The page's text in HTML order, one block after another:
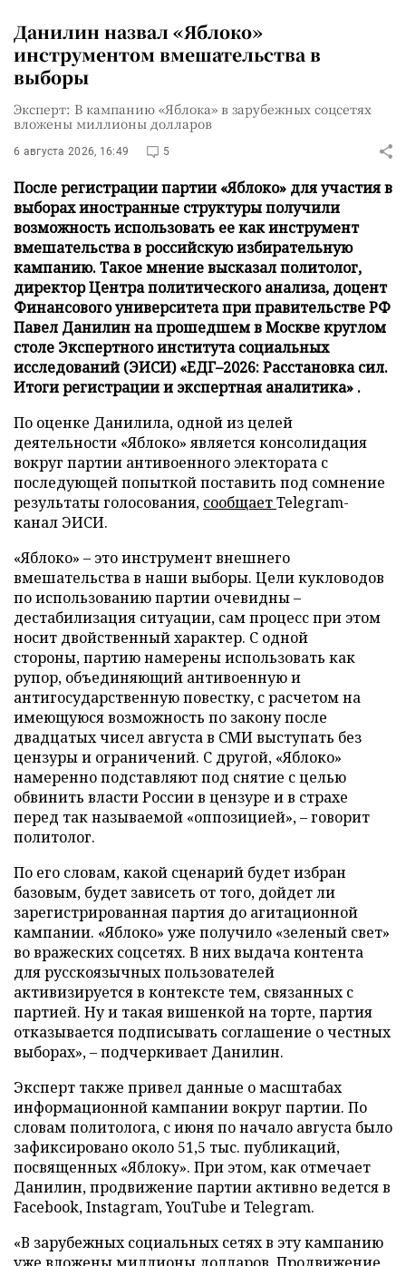
Данилин назвал «Яблоко»
инструментом вмешательства в
выборы
Эксперт: В кампанию «Яблока» в зарубежных соцсетях
вложены миллионы долларов
6 августа 2026, 16:49 5
После регистрации партии «Яблоко» для участия в
выборах иностранные структуры получили
возможность использовать ее как инструмент
вмешательства в российскую избирательную
кампанию. Такое мнение высказал политолог,
директор Центра политического анализа, доцент
Финансового университета при правительстве РФ
Павел Данилин на прошедшем в Москве круглом
столе Экспертного института социальных
исследований (ЭИСИ) «ЕДГ–2026: Расстановка сил.
Итоги регистрации и экспертная аналитика» .
По оценке Данилила, одной из целей
деятельности «Яблоко» является консолидация
вокруг партии антивоенного электората с
последующей попыткой поставить под сомнение
результаты голосования, сообщаетTelegram-
канал ЭИСИ.
«Яблоко» – это инструмент внешнего
вмешательства в наши выборы. Цели кукловодов
по использованию партии очевидны –
дестабилизация ситуации, сам процесс при этом
носит двойственный характер. С одной
стороны, партию намерены использовать как
рупор, объединяющий антивоенную и
антигосударственную повестку, с расчетом на
имеющуюся возможность по закону после
двадцатых чисел августа в СМИ выступать без
цензуры и ограничений. С другой, «Яблоко»
намеренно подставляют под снятие с целью
обвинить власти России в цензуре и в страхе
перед так называемой «оппозицией», – говорит
политолог.
По его словам, какой сценарий будет избран
базовым, будет зависеть от того, дойдет ли
зарегистрированная партия до агитационной
кампании. «Яблоко» уже получило «зеленый свет»
во вражеских соцсетях. В них выдача контента
для русскоязычных пользователей
активизируется в контексте тем, связанных с
партией. Ну и такая вишенкой на торте, партия
отказывается подписывать соглашение о честных
выборах», – подчеркивает Данилин.
Эксперт также привел данные о масштабах
информационной кампании вокруг партии. По
словам политолога, с июня по начало августа было
зафиксировано около 51,5 тыс. публикаций,
посвященных «Яблоку». При этом, как отмечает
Данилин, продвижение партии активно ведется в
Facebook, Instagram, YouTube и Telegram.
«В зарубежных социальных сетях в эту кампанию